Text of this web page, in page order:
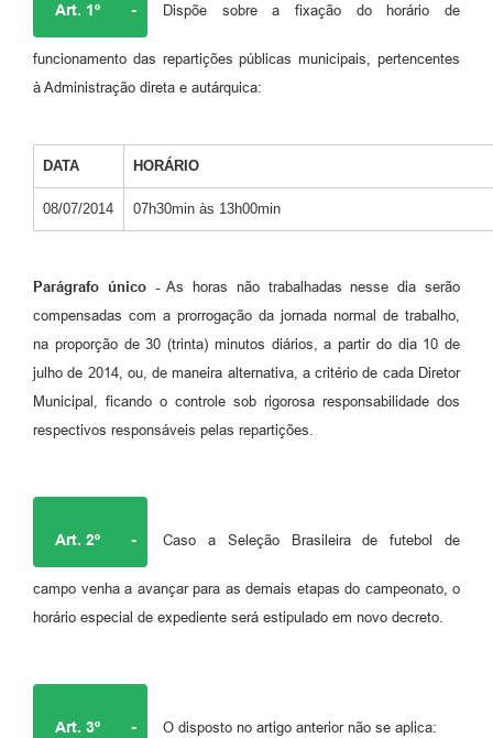
Art. 1º - Dispõe sobre a fixação do horário de
funcionamento das repartições públicas municipais, pertencentes
à Administração direta e autárquica:
DATA HORÁRIO
08/07/2014 07h30min às 13h00min
Parágrafo único -As horas não trabalhadas nesse dia serão
compensadas com a prorrogação da jornada normal de trabalho,
na proporção de 30 (trinta) minutos diários, a partir do dia 10 de
julho de 2014, ou, de maneira alternativa, a critério de cada Diretor
Municipal, ficando o controle sob rigorosa responsabilidade dos
respectivos responsáveis pelas repartições.
Art. 2º - Caso a Seleção Brasileira de futebol de
campo venha a avançar para as demais etapas do campeonato, o
horário especial de expediente será estipulado em novo decreto.
Art. 3º - O disposto no artigo anterior não se aplica: